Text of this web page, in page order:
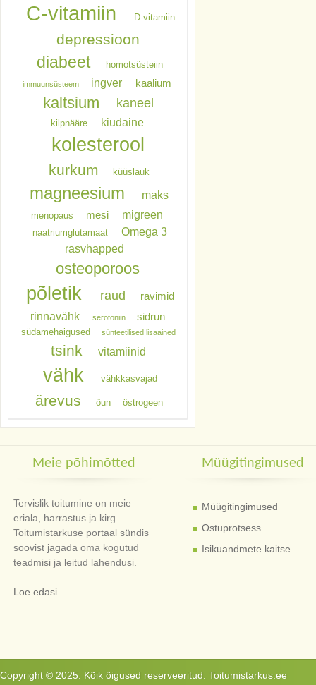
C-vitamiin D-vitamiin
depressioon
diabeet homotsüsteiin
immuunsüsteem ingver kaalium
kaltsium kaneel
kilpnääre kiudaine
kolesterool
kurkum küüslauk
magneesium maks
menopaus mesi migreen
naatriumglutamaat
Omega 3
rasvhapped
osteoporoos
põletik raud ravimid
rinnavähk serotoniin sidrun
südamehaigused sünteetilised lisaained
tsink vitamiinid
vähk vähkkasvajad
ärevus õun östrogeen
Meie põhimõtted
Tervislik toitumine on meie
eriala, harrastus ja kirg.
Toitumistarkuse portaal sündis
soovist jagada oma kogutud
teadmisi ja leitud lahendusi.
Loe edasi...
Müügitingimused
Müügitingimused
Ostuprotsess
Isikuandmete kaitse
Copyright © 2025. Kõik õigused reserveeritud. Toitumistarkus.ee